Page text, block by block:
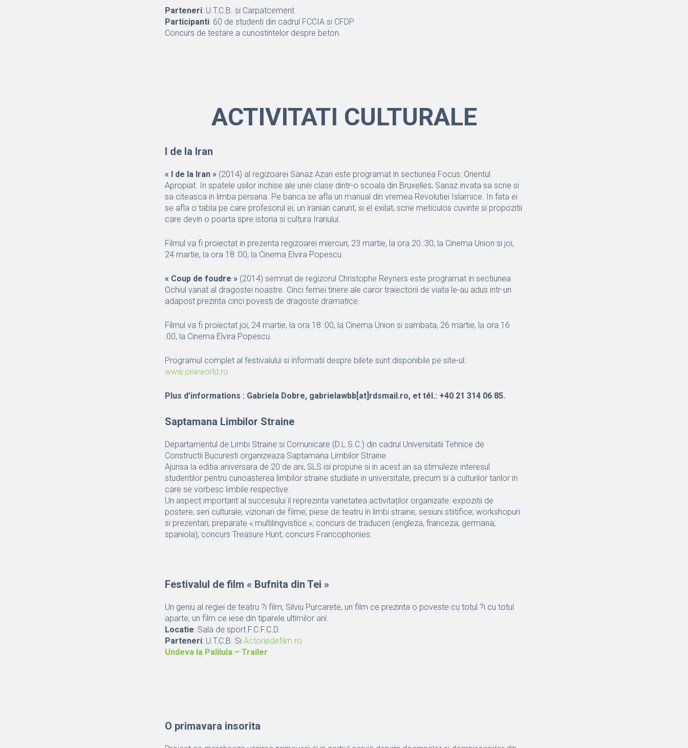
Parteneri: U.T.C.B. si Carpatcement
Participanti: 60 de studenti din cadrul FCCIA si CFDP
Concurs de testare a cunostintelor despre beton.
ACTIVITATI CULTURALE
I de la Iran
« I de la Iran » (2014) al regizoarei Sanaz Azari este programat in sectiunea Focus: Orientul
Apropiat. In spatele usilor inchise ale unei clase dintr-o scoala din Bruxelles, Sanaz invata sa scrie si
sa citeasca in limba persana. Pe banca se afla un manual din vremea Revolutiei Islamice. In fata ei
se afla o tabla pe care profesorul ei, un iranian carunt, si el exilat, scrie meticulos cuvinte si propozitii
care devin o poarta spre istoria si cultura Iranului.
Filmul va fi proiectat in prezenta regizoarei miercuri, 23 martie, la ora 20 :30, la Cinema Union si joi,
24 martie, la ora 18 :00, la Cinema Elvira Popescu.
« Coup de foudre » (2014) semnat de regizorul Christophe Reyners este programat in sectiunea
Ochiul vanat al dragostei noastre. Cinci femei tinere ale caror traiectorii de viata le-au adus intr-un
adapost prezinta cinci povesti de dragoste dramatice.
Filmul va fi proiectat joi, 24 martie, la ora 18 :00, la Cinema Union si sambata, 26 martie, la ora 16
:00, la Cinema Elvira Popescu.
Programul complet al festivalului si informatii despre bilete sunt disponibile pe site-ul:
www.oneworld.ro
Plus d’informations : Gabriela Dobre, gabrielawbb[at]rdsmail.ro, et tél.: +40 21 314 06 85.
Saptamana Limbilor Straine
Departamentul de Limbi Straine si Comunicare (D.L.S.C.) din cadrul Universitatii Tehnice de
Constructii Bucuresti organizeaza Saptamana Limbilor Straine.
Ajunsa la editia aniversara de 20 de ani, SLS isi propune si in acest an sa stimuleze interesul
studentilor pentru cunoasterea limbilor straine studiate in universitate, precum si a culturilor tarilor in
care se vorbesc limbile respective.
Un aspect important al succesului il reprezinta varietatea activitaților organizate: expozitii de
postere; seri culturale; vizionari de filme; piese de teatru in limbi straine; sesiuni stiitifice; workshopuri
si prezentari; preparate « multilingvistice »; concurs de traduceri (engleza, franceza, germana,
spaniola); concurs Treasure Hunt; concurs Francophonies.
Festivalul de film « Bufnita din Tei »
Un geniu al regiei de teatru ?i film, Silviu Purcarete, un film ce prezinta o poveste cu totul ?i cu totul
aparte, un film ce iese din tiparele ultimilor ani.
Locatie: Sala de sport F.C.F.C.D.
Parteneri: U.T.C.B. Si Actoriedefilm.ro
Undeva la Palilula – Trailer
O primavara insorita